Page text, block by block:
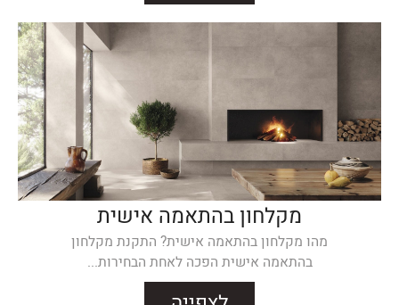
מקלחון בהתאמה אישית
מהו מקלחון בהתאמה אישית? התקנת מקלחון
בהתאמה אישית הפכה לאחת הבחירות...